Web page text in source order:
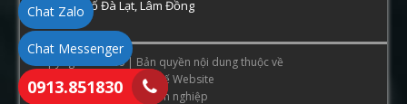
Thành phố Đà Lạt, Lâm Đồng
Copyright © 2026 | Bản quyền nội dung thuộc về
ThamTuHue.Com
. Thiết Kế Website
Chat Zalo
Chat Messenger
0913.851830